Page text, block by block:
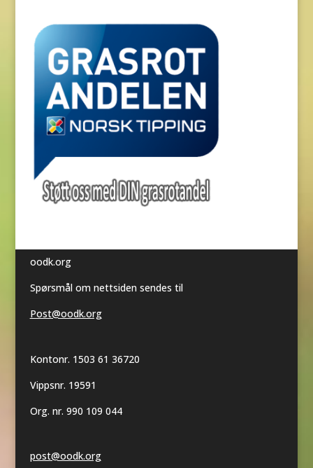
oodk.org
Spørsmål om nettsiden sendes til
Post@oodk.org
Kontonr. 1503 61 36720
Vippsnr. 19591
Org. nr. 990 109 044
post@oodk.org